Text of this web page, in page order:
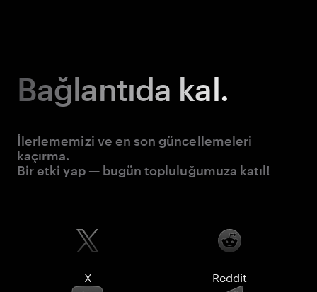
Bağlantıda kal.
İlerlememizi ve en son güncellemeleri
kaçırma.
Bir etki yap — bugün topluluğumuza katıl!
X Reddit